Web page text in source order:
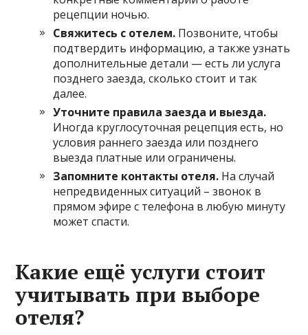
рецепции ночью.
Свяжитесь с отелем. Позвоните, чтобы
подтвердить информацию, а также узнать
дополнительные детали — есть ли услуга
позднего заезда, сколько стоит и так
далее.
Уточните правила заезда и выезда.
Иногда круглосуточная рецепция есть, но
условия раннего заезда или позднего
выезда платные или ограничены.
Запомните контакты отеля. На случай
непредвиденных ситуаций – звонок в
прямом эфире с телефона в любую минуту
может спасти.
Какие ещё услуги стоит
учитывать при выборе
отеля?